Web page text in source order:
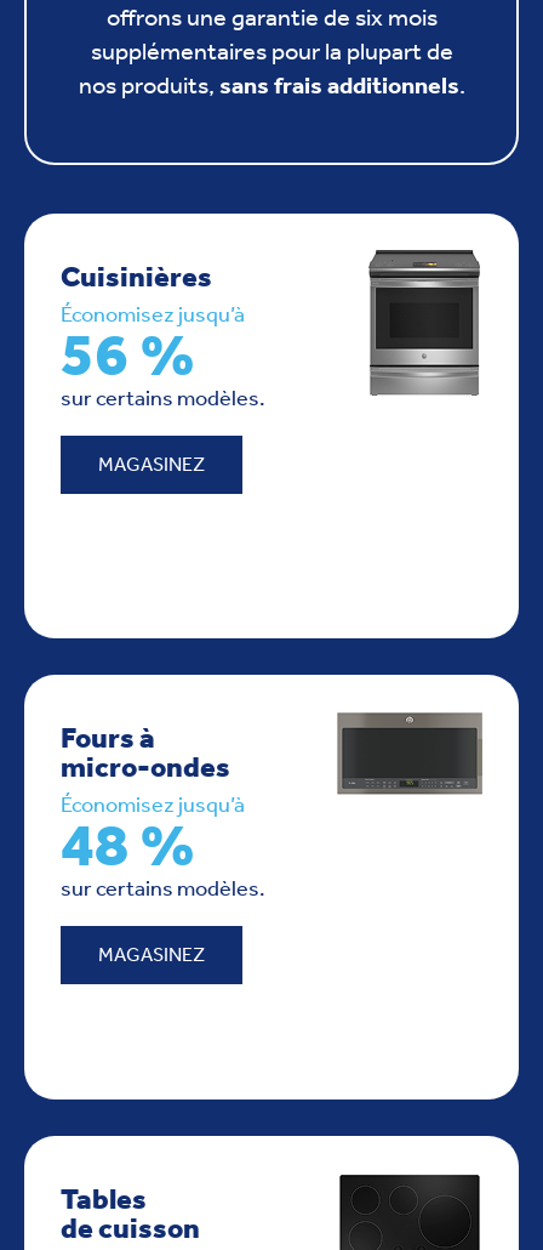
offrons une garantie de six mois
supplémentaires pour la plupart de
nos produits, sans frais additionnels.
Cuisinières
Économisez jusqu’à
56 %
sur certains modèles.
MAGASINEZ
Fours à
micro-ondes
Économisez jusqu’à
48 %
sur certains modèles.
MAGASINEZ
Tables
de cuisson